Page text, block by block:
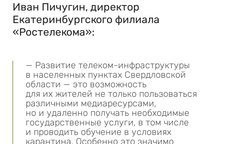
Иван Пичугин, директор
Екатеринбургского филиала
«Ростелекома»:
— Развитие телеком-инфраструктуры
в населенных пунктах Свердловской
области — это возможность
для их жителей не только пользоваться
различными медиаресурсами,
но и удаленно получать необходимые
государственные услуги, в том числе
и проводить обучение в условиях
карантина. Особенно это значимо